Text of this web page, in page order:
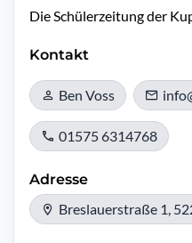
Die Schülerzeitung der
Kontakt
Ben Voss
01575 6314768
Adresse
Breslauerstraße 1,